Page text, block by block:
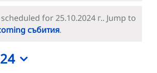
for 25.10.2024 г.. Jump to
събития.